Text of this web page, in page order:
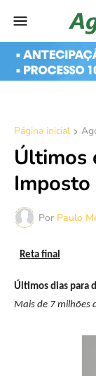
Página inicial
Últimos
Por Paulo
Reta final
Últimos dias para
Mais de 7 milhões